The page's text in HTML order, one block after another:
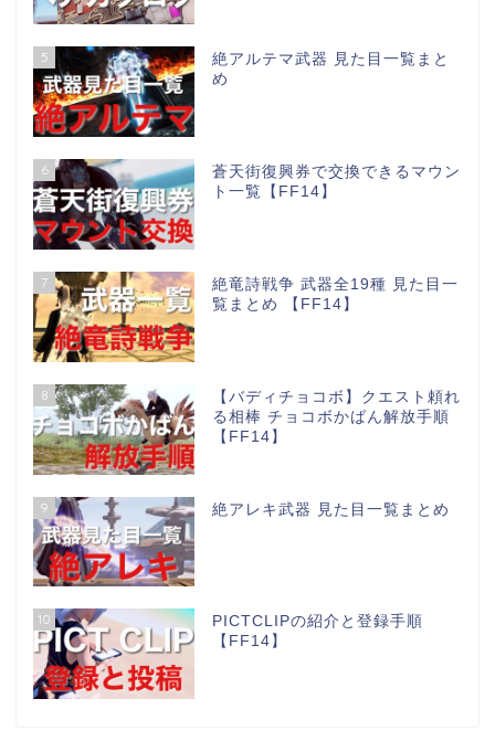
5
絶アルテマ武器 見た目一覧まと
め
6
蒼天街復興券で交換できるマウン
ト一覧【FF14】
7
絶竜詩戦争 武器全19種 見た目一
覧まとめ 【FF14】
8
【バディチョコボ】クエスト頼れ
る相棒 チョコボかばん解放手順
【FF14】
9 絶アレキ武器 見た目一覧まとめ
10
PICTCLIPの紹介と登録手順
【FF14】